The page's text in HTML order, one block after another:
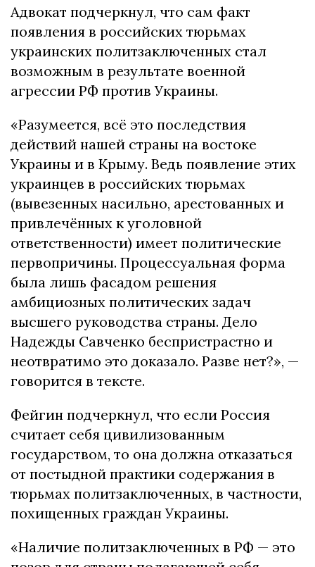
Адвокат подчеркнул, что сам факт
появления в российских тюрьмах
украинских политзаключенных стал
возможным в результате военной
агрессии РФ против Украины.
«Разумеется, всё это последствия
действий нашей страны на востоке
Украины и в Крыму. Ведь появление этих
украинцев в российских тюрьмах
(вывезенных насильно, арестованных и
привлечённых к уголовной
ответственности) имеет политические
первопричины. Процессуальная форма
была лишь фасадом решения
амбициозных политических задач
высшего руководства страны. Дело
Надежды Савченко беспристрастно и
неотвратимо это доказало. Разве нет?», —
говорится в тексте.
Фейгин подчеркнул, что если Россия
считает себя цивилизованным
государством, то она должна отказаться
от постыдной практики содержания в
тюрьмах политзаключенных, в частности,
похищенных граждан Украины.
«Наличие политзаключенных в РФ — это